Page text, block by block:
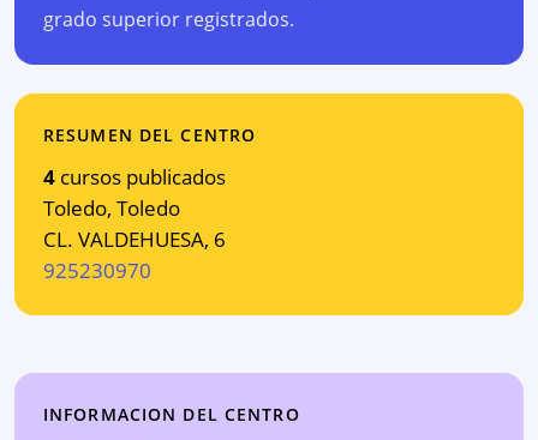
grado superior registrados.
RESUMEN DEL CENTRO
4 cursos publicados
Toledo, Toledo
CL. VALDEHUESA, 6
925230970
INFORMACION DEL CENTRO